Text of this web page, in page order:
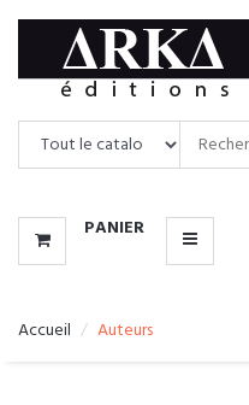
PANIER
CATALOGUE
MENU
Accueil Auteurs